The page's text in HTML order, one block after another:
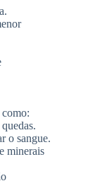
o sangue.
minerais